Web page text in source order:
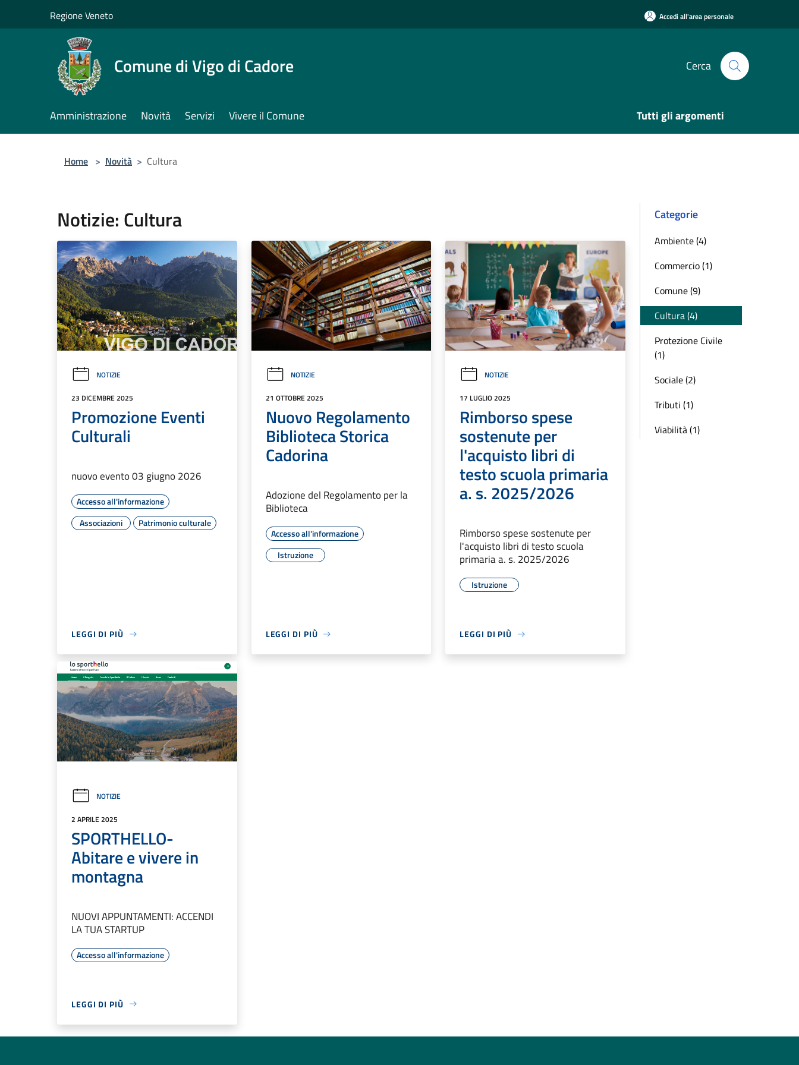
Regione Veneto Accedi all'area personale
Comune di Vigo di Cadore Cerca
Amministrazione Novità Servizi Vivere il Comune Tutti gli argomenti
Home > Novità > Cultura
Notizie: Cultura
NOTIZIE
23 DICEMBRE 2025
Promozione Eventi
Culturali
nuovo evento 03 giugno 2026
Accesso all'informazione
Associazioni
Patrimonio culturale
LEGGI DI PIÙ
NOTIZIE
21 OTTOBRE 2025
Nuovo Regolamento
Biblioteca Storica
Cadorina
Adozione del Regolamento per la
Biblioteca
Accesso all'informazione
Istruzione
LEGGI DI PIÙ
NOTIZIE
17 LUGLIO 2025
Rimborso spese
sostenute per
l'acquisto libri di
testo scuola primaria
a. s. 2025/2026
Rimborso spese sostenute per
l'acquisto libri di testo scuola
primaria a. s. 2025/2026
Istruzione
LEGGI DI PIÙ
NOTIZIE
2 APRILE 2025
SPORTHELLO-
Abitare e vivere in
montagna
NUOVI APPUNTAMENTI: ACCENDI
LA TUA STARTUP
Accesso all'informazione
LEGGI DI PIÙ
Categorie
Ambiente (4)
Commercio (1)
Comune (9)
Cultura (4)
Protezione Civile
(1)
Sociale (2)
Tributi (1)
Viabilità (1)